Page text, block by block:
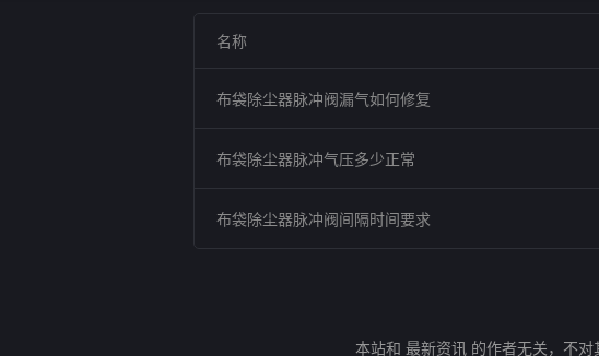
名称
布袋除尘器脉冲阀漏气如何修复
布袋除尘器脉冲气压多少正常
布袋除尘器脉冲阀间隔时间要求
本站和 最新资讯 的作者无关，不